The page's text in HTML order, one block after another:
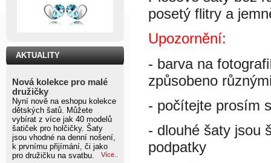
AKTUALITY
Nová kolekce pro malé
družičky
Nyní nově na eshopu kolekce
dětských šatů. Můžete
vybírat z více jak 40 modelů
šatiček pro holčičky. Šaty
jsou vhodné na denní nošení,
k prvnímu přijímání, či jako
pro družičku na svatbu.
Více..
posetý flitry a
Upozornění:
- barva na
způsobeno
- počítejte prosím
- dlouhé šaty jsou
podpatky